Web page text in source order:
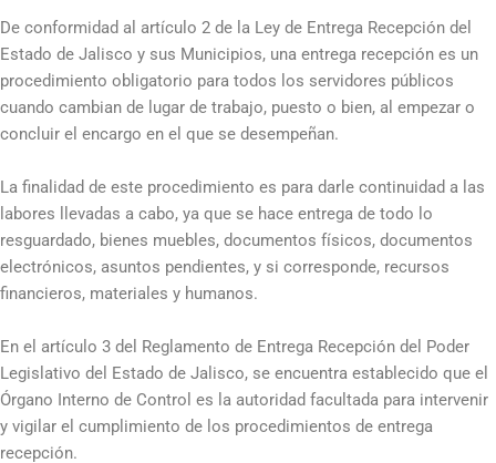
De conformidad al artículo 2 de la Ley de Entrega Recepción del
Estado de Jalisco y sus Municipios, una entrega recepción es un
procedimiento obligatorio para todos los servidores públicos
cuando cambian de lugar de trabajo, puesto o bien, al empezar o
concluir el encargo en el que se desempeñan.
La finalidad de este procedimiento es para darle continuidad a las
labores llevadas a cabo, ya que se hace entrega de todo lo
resguardado, bienes muebles, documentos físicos, documentos
electrónicos, asuntos pendientes, y si corresponde, recursos
financieros, materiales y humanos.
En el artículo 3 del Reglamento de Entrega Recepción del Poder
Legislativo del Estado de Jalisco, se encuentra establecido que el
Órgano Interno de Control es la autoridad facultada para intervenir
y vigilar el cumplimiento de los procedimientos de entrega
recepción.